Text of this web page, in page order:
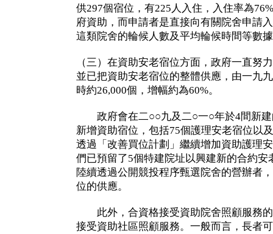
供297個宿位，有225人入住，入住率為
府資助，而申請者是直接向有關院舍申請
這類院舍的輪候人數及平均輪候時間等數
（三）在資助安老宿位方面，政府一直努
並已把資助安老宿位的整體供應，由一九
時約26,000個，增幅約為60%。
政府會在二○○九及二○一○年於4間新建
新增資助宿位，包括75個護理安老宿位以
透過「改善買位計劃」繼續增加資助護理
們已預留了5個特建院址以興建新的合約
陸續透過公開競投程序甄選院舍的營辦者
位的供應。
此外，合資格接受資助院舍照顧服務的
接受資助社區照顧服務。一般而言，長者